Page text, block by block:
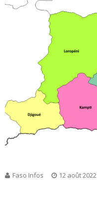
Faso Infos 12 août 2022